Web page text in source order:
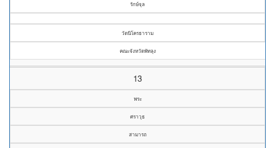
รักษ์จุล
วัดนิโครธาราม
คณะจังหวัดพัทลุง
13
พระ
ศราวุธ
สามารถ